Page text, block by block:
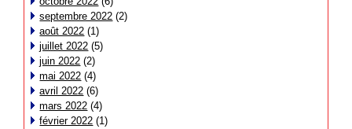
septembre 2022 (2)
août 2022 (1)
juillet 2022 (5)
juin 2022 (2)
mai 2022 (4)
avril 2022 (6)
mars 2022 (4)
février 2022 (1)